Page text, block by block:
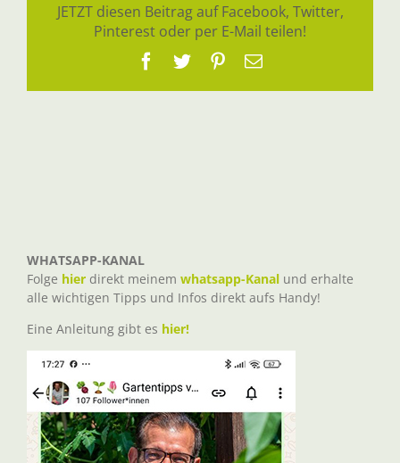
JETZT diesen Beitrag auf Facebook, Twitter,
Pinterest oder per E-Mail teilen!
Facebook
TwitterPinterest
E-
WHATSAPP-KANAL
Folge hier direkt meinem whatsapp-Kanal und erhalte
alle wichtigen Tipps und Infos direkt aufs Handy!
Eine Anleitung gibt es hier!